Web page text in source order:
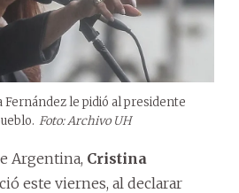
le pidió al presidente
Foto: Archivo UH
Argentina, Cristina
este viernes, al declarar